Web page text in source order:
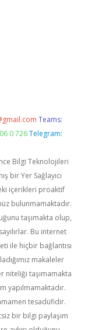
Teams:
0 726 Telegram:
Bilgi Teknolojileri
bir Yer Sağlayıcı
içerikleri proaktif
bulunmamaktadır.
taşımakta olup,
Bu internet
ile hiçbir bağlantısı
makaleler
niteliği taşımamakta
yapılmamaktadır.
tesadüfidir.
bir bilgi paylaşım